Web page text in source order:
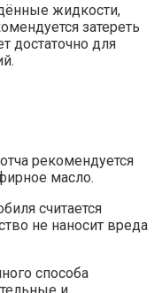
жидкости,
затереть
достаточно для
рекомендуется
масло.
считается
не наносит вреда
способа